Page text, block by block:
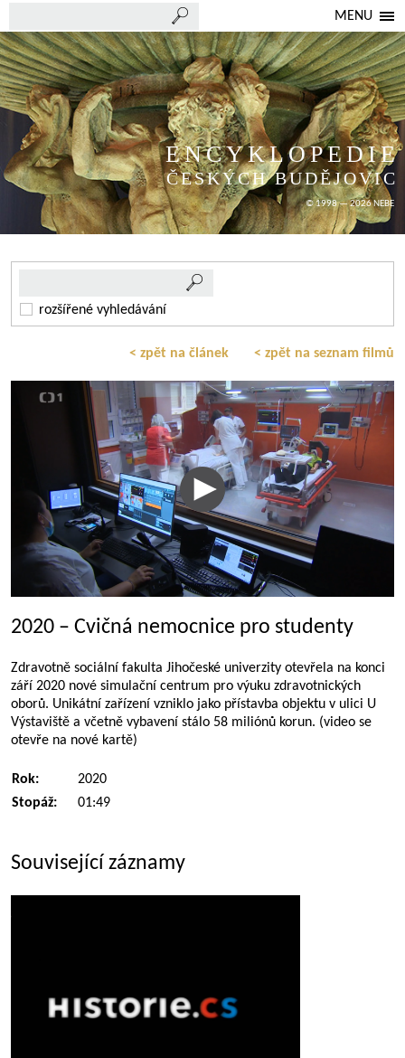
MENU
ENCYKLOPEDIE
ČESKÝCH BUDĚJOVIC
© 1998 — 2026 NEBE
rozšířené vyhledávání
< zpět na článek < zpět na seznam filmů
2020 – Cvičná nemocnice pro studenty
Zdravotně sociální fakulta Jihočeské univerzity otevřela na konci
září 2020 nové simulační centrum pro výuku zdravotnických
oborů. Unikátní zařízení vzniklo jako přístavba objektu v ulici U
Výstaviště a včetně vybavení stálo 58 miliónů korun. (video se
otevře na nové kartě)
Rok:
2020
Stopáž:
01:49
Související záznamy